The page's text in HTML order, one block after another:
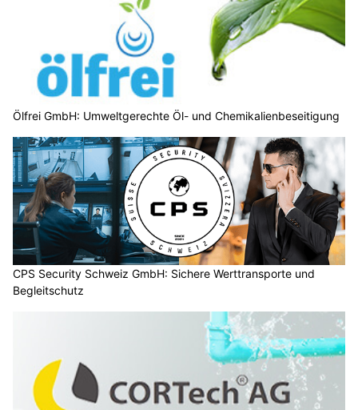
Ölfrei GmbH: Umweltgerechte Öl- und Chemikalienbeseitigung
CPS Security Schweiz GmbH: Sichere Werttransporte und
Begleitschutz